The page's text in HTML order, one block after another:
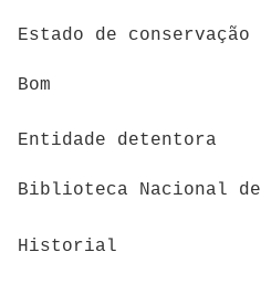
Estado de conservação
Bom
Entidade detentora
Biblioteca Nacional
Historial